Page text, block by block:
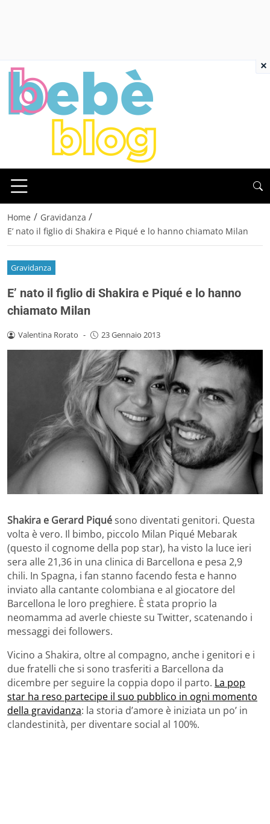
Home / Gravidanza /
E’ nato il figlio di Shakira e Piqué e lo hanno chiamato Milan
Gravidanza
E’ nato il figlio di Shakira e Piqué e lo hanno
chiamato Milan
Valentina Rorato - 23 Gennaio 2013
Shakira e Gerard Piquésono diventati genitori. Questa
volta è vero. Il bimbo, piccolo Milan Piqué Mebarak
(questo il cognome della pop star), ha visto la luce ieri
sera alle 21,36 in una clinica di Barcellona e pesa 2,9
chili. In Spagna, i fan stanno facendo festa e hanno
inviato alla cantante colombiana e al giocatore del
Barcellona le loro preghiere. È stata proprio la
neomamma ad averle chieste su Twitter, scatenando i
messaggi dei followers.
Vicino a Shakira, oltre al compagno, anche i genitori e i
due fratelli che si sono trasferiti a Barcellona da
dicembre per seguire la coppia dopo il parto. La pop
star ha reso partecipe il suo pubblico in ogni momento
della gravidanza: la storia d’amore è iniziata un po’ in
clandestinità, per diventare social al 100%.
×